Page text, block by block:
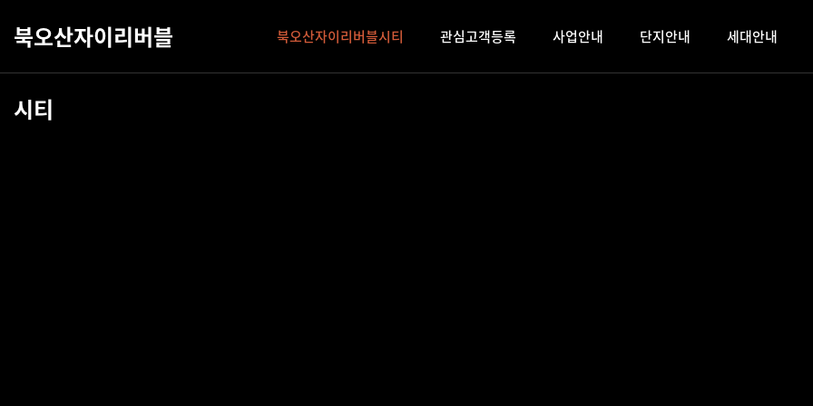
북오산자이리버블
시티
북오산자이리버블시티 관심고객등록 사업안내 단지안내 세대안내